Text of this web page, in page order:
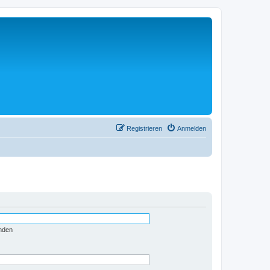
Anmelden
Registrieren